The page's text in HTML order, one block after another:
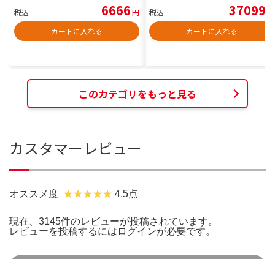
税込 6666円
カートに入れる
税込 37099
カートに入れる
このカテゴリをもっと見る
カスタマーレビュー
オススメ度 4.5点
現在、3145件のレビューが投稿されています。
レビューを投稿するには ログインが必要です。